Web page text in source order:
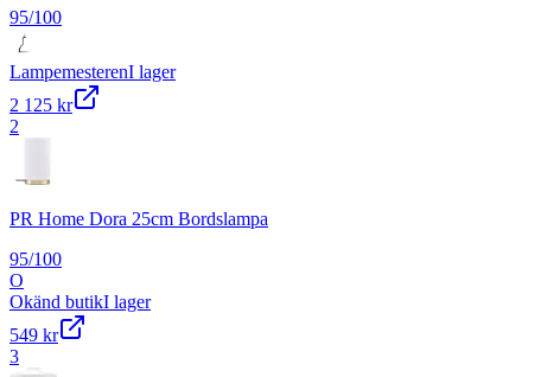
95/100
LampemesterenI lager
2 125 kr
2
PR Home Dora 25cm Bordslampa
95/100
O
Okänd butikI lager
549 kr
3